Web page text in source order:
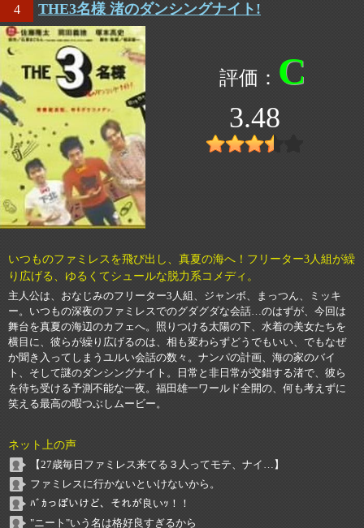
4 THE3名様 渚のダンシングナイト!
C
3.48
いつものファミレスを飛び出し、真夏の海へ！フリーター3人組が繰
り広げる、ゆるくてシュールな脱力系コメディ。
主人公は、おなじみのフリーター3人組、ジャンボ、まっつん、ミッキ
ー。いつもの深夜のファミレスでのグダグダな会話…のはずが、今回は
舞台を真夏の海辺のカフェへ。照りつける太陽の下、水着の美女たちを
横目に、彼らが繰り広げるのは、相も変わらずどうでもいい、でもなぜ
か聞き入ってしまうユルい会話の数々。ナンパの計画、海の家のバイ
ト、そして謎のダンシングナイト。日常と非日常が交錯する渚で、彼ら
を待ち受ける予測不能な一夜。福田雄一ワールド全開の、何も考えずに
笑える最高の暇つぶしムービー。
ネット上の声
【27歳毎日ファミレス来てる３人ってモテ、ナイ…】
ファミレスに行かないといけないから。
ﾊﾞｶっぽいけど、それが良いｯ！！
"ニート"いう名は格好良すぎるから